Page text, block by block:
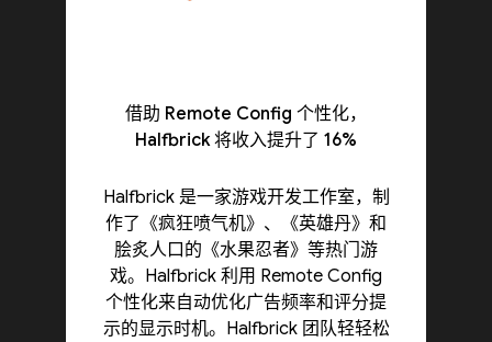
借助 Remote Config 个性化，
Halfbrick 将收入提升了 16%
Halfbrick 是一家游戏开发工作室，制
作了《疯狂喷气机》、《英雄丹》和
脍炙人口的《水果忍者》等热门游
戏。Halfbrick 利用 Remote Config
个性化来自动优化广告频率和评分提
示的显示时机。Halfbrick 团队轻轻松